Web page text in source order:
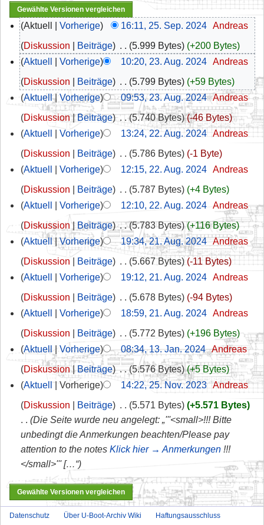
Aktuell Vorherige 16:11, 25. Sep. 2024‎ Andreas
Diskussion
Beiträge 5.999 Bytes
+200 Bytes
Aktuell
Vorherige 10:20, 23. Aug. 2024‎ Andreas
Diskussion
Beiträge 5.799 Bytes
+59 Bytes
Aktuell
Vorherige 09:53, 23. Aug. 2024‎ Andreas
Diskussion
Beiträge ‎ 5.740 Bytes
-46 Bytes
Aktuell
Vorherige 13:24, 22. Aug. 2024‎ Andreas
Diskussion
Beiträge 5.786 Bytes
-1 Byte
Aktuell
Vorherige 12:15, 22. Aug. 2024‎ Andreas
Diskussion
Beiträge 5.787 Bytes
+4 Bytes
Aktuell
Vorherige 12:10, 22. Aug. 2024‎ Andreas
Diskussion
Beiträge ‎ 5.783 Bytes
+116 Bytes
Aktuell
Vorherige 19:34, 21. Aug. 2024‎ Andreas
Diskussion
Beiträge 5.667 Bytes
-11 Bytes
Aktuell
Vorherige 19:12, 21. Aug. 2024‎ Andreas
Diskussion
Beiträge 5.678 Bytes
-94 Bytes
Aktuell
Vorherige 18:59, 21. Aug. 2024‎ Andreas
Diskussion
Beiträge 5.772 Bytes
+196 Bytes
Aktuell
Vorherige 08:34, 13. Jan. 2024‎ Andreas
Diskussion
Beiträge ‎ 5.576 Bytes
+5 Bytes
Aktuell
Vorherige 14:22, 25. Nov. 2023‎ Andreas
Diskussion
Beiträge 5.571 Bytes
+5.571 Bytes
Die Seite wurde neu angelegt: „'''<small>!!! Bitte
unbedingt die Anmerkungen beachten/Please pay
attention to the notes Klick hier → Anmerkungen!!!
</small>''' […“
Datenschutz Über U-Boot-Archiv Wiki Haftungsausschluss